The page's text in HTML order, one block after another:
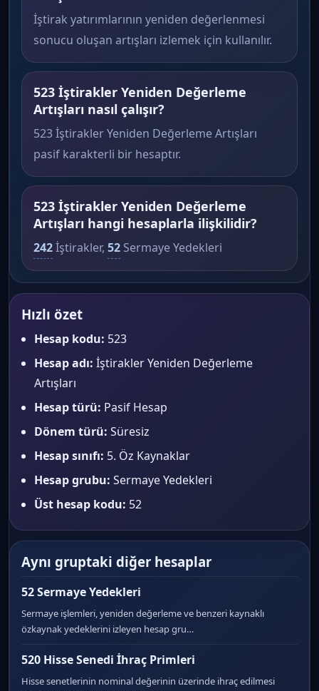
İştirak yatırımlarının yeniden değerlenmesi
sonucu oluşan artışları izlemek için kullanılır.
523 İştirakler Yeniden Değerleme
Artışları nasıl çalışır?
523 İştirakler Yeniden Değerleme Artışları
pasif karakterli bir hesaptır.
523 İştirakler Yeniden Değerleme
Artışları hangi hesaplarla ilişkilidir?
242İştirakler, 52 Sermaye Yedekleri
Hızlı özet
Hesap kodu: 523
Hesap adı: İştirakler Yeniden Değerleme
Artışları
Hesap türü: Pasif Hesap
Dönem türü: Süresiz
Hesap sınıfı: 5. Öz Kaynaklar
Hesap grubu: Sermaye Yedekleri
Üst hesap kodu: 52
Aynı gruptaki diğer hesaplar
52 Sermaye Yedekleri
Sermaye işlemleri, yeniden değerleme ve benzeri kaynaklı
özkaynak yedeklerini izleyen hesap gru…
520 Hisse Senedi İhraç Primleri
Hisse senetlerinin nominal değerinin üzerinde ihraç edilmesi